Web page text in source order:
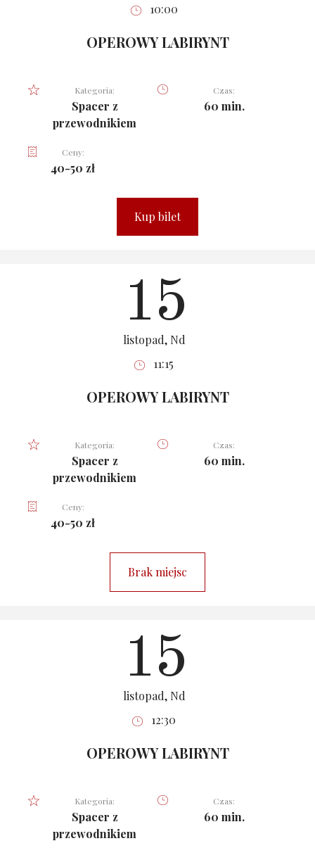
10:00
OPEROWY LABIRYNT
Kategoria:
Spacer z
przewodnikiem
Czas:
60 min.
Ceny:
40-50 zł
Kup bilet
15
listopad, Nd
11:15
OPEROWY LABIRYNT
Kategoria:
Spacer z
przewodnikiem
Czas:
60 min.
Ceny:
40-50 zł
Brak miejsc
15
listopad, Nd
12:30
OPEROWY LABIRYNT
Kategoria:
Spacer z
przewodnikiem
Czas:
60 min.